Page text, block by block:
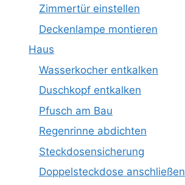
Zimmertür einstellen
Deckenlampe montieren
Haus
Wasserkocher entkalken
Duschkopf entkalken
Pfusch am Bau
Regenrinne abdichten
Steckdosensicherung
Doppelsteckdose anschließen